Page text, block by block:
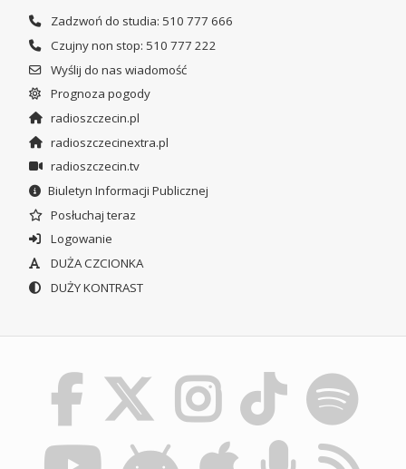
Zadzwoń do studia: 510 777 666
Czujny non stop: 510 777 222
Wyślij do nas wiadomość
Prognoza pogody
radioszczecin.pl
radioszczecinextra.pl
radioszczecin.tv
Biuletyn Informacji Publicznej
Posłuchaj teraz
Logowanie
DUŻA CZCIONKA
DUŻY KONTRAST